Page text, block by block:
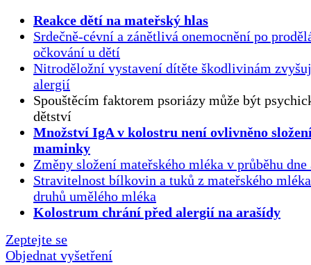
Reakce dětí na mateřský hlas
Srdečně-cévní a zánětlivá onemocnění po
očkování u dětí
Nitroděložní vystavení dítěte škodlivinám
alergií
Spouštěcím faktorem psoriázy může být
dětství
Množství IgA v kolostru není ovlivněno
maminky
Změny složení mateřského mléka v průběhu dne
Stravitelnost bílkovin a tuků z mateřského
druhů umělého mléka
Kolostrum chrání před alergií na arašídy
Zeptejte se
Objednat vyšetření